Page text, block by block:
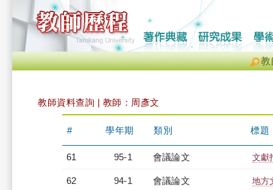
教
教師資料查詢 | 教師：周彥文
# 學年期 類別 標題
61 95-1 會議論文 文獻
62 94-1 會議論文 地方